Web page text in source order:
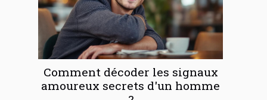
Comment décoder les signaux
amoureux secrets d'un homme